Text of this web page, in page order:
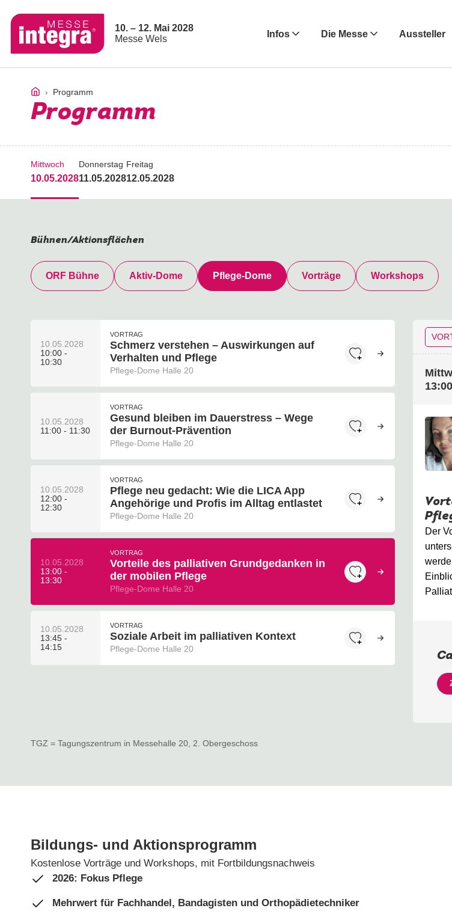
10. – 12. Mai 2028
Messe Wels
Infos Die Messe Aussteller
Programm
Programm
Mittwoch
10.05.2028
Donnerstag
11.05.2028
Freitag
12.05.2028
Bühnen/Aktionsflächen
ORF Bühne Aktiv-Dome Pflege-Dome Vorträge Workshops
10.05.2028
10:00 -
10:30
VORTRAG
Schmerz verstehen – Auswirkungen auf
Verhalten und Pflege
Pflege-Dome Halle 20
10.05.2028
11:00 - 11:30
VORTRAG
Gesund bleiben im Dauerstress – Wege
der Burnout-Prävention
Pflege-Dome Halle 20
10.05.2028
12:00 -
12:30
VORTRAG
Pflege neu gedacht: Wie die LICA App
Angehörige und Profis im Alltag entlastet
Pflege-Dome Halle 20
10.05.2028
13:00 -
13:30
VORTRAG
Vorteile des palliativen Grundgedanken in
der mobilen Pflege
Pflege-Dome Halle 20
10.05.2028
13:45 -
14:15
VORTRAG
Soziale Arbeit im palliativen Kontext
Pflege-Dome Halle 20
Der
TGZ = Tagungszentrum in Messehalle 20, 2. Obergeschoss
Bildungs- und Aktionsprogramm
Kostenlose Vorträge und Workshops, mit Fortbildungsnachweis
2026: Fokus Pflege
Mehrwert für Fachhandel, Bandagisten und Orthopädietechniker